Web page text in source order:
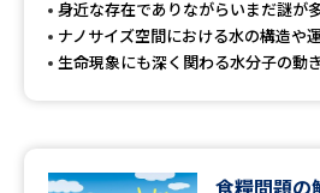
身近な存在でありながらいまだ謎が
ナノサイズ空間における水の構造や
生命現象にも深く関わる水分子の動き
食糧問題の